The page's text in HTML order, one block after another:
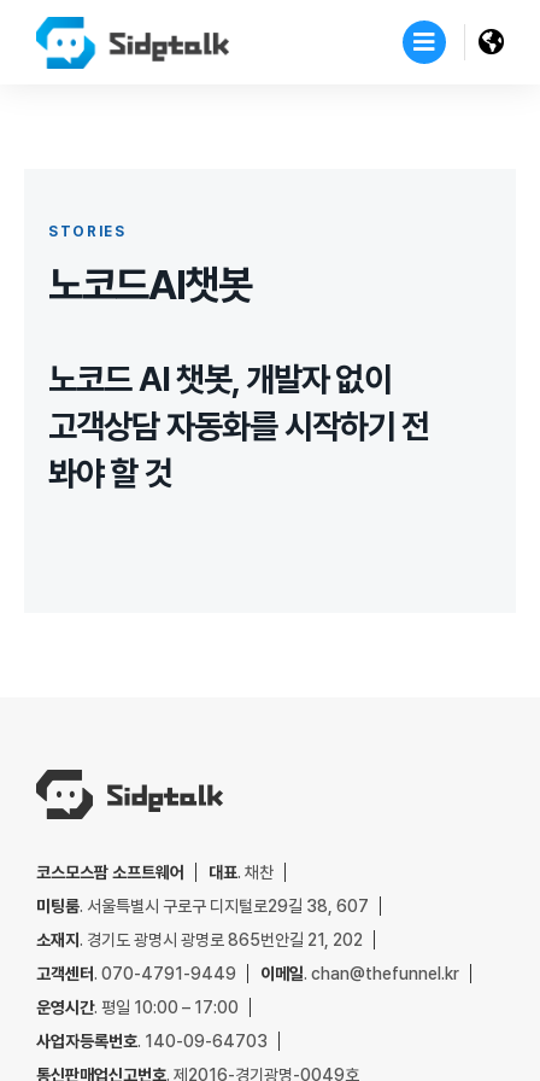
STORIES
노코드AI챗봇
노코드 AI 챗봇, 개발자 없이
고객상담 자동화를 시작하기 전
봐야 할 것
코스모스팜 소프트웨어 대표. 채찬
미팅룸. 서울특별시 구로구 디지털로29길 38, 607
소재지. 경기도 광명시 광명로 865번안길 21, 202
고객센터. 070-4791-9449 이메일. chan@thefunnel.kr
운영시간. 평일 10:00 – 17:00
사업자등록번호. 140-09-64703
통신판매업신고번호. 제2016-경기광명-0049호